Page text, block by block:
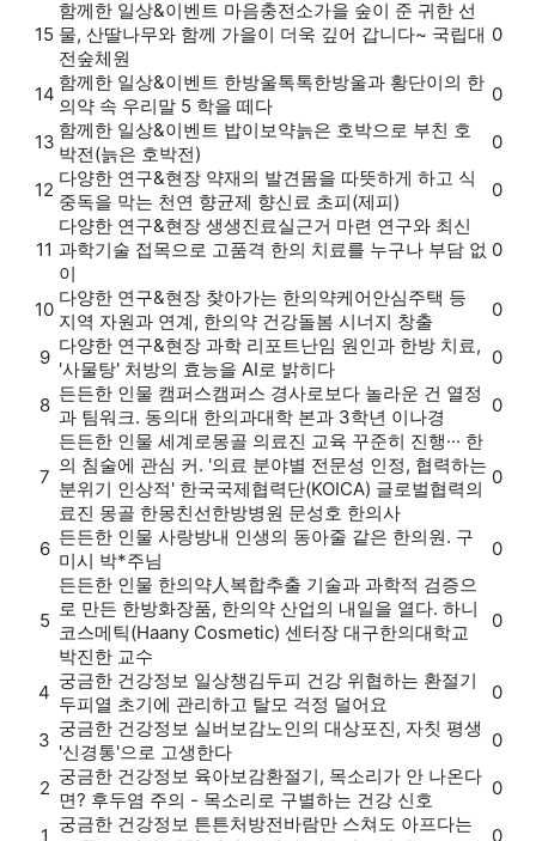
15
함께한 일상&이벤트 마음충전소가을 숲이 준 귀한 선
물, 산딸나무와 함께 가을이 더욱 깊어 갑니다~ 국립대
전숲체원
0
14
함께한 일상&이벤트 한방울톡톡한방울과 황단이의 한
의약 속 우리말 5 학을 떼다
0
13
함께한 일상&이벤트 밥이보약늙은 호박으로 부친 호
박전(늙은 호박전)
0
12
다양한 연구&현장 약재의 발견몸을 따뜻하게 하고 식
중독을 막는 천연 향균제 향신료 초피(제피)
0
11
다양한 연구&현장 생생진료실근거 마련 연구와 최신
과학기술 접목으로 고품격 한의 치료를 누구나 부담 없
이
0
10
다양한 연구&현장 찾아가는 한의약케어안심주택 등
지역 자원과 연계, 한의약 건강돌봄 시너지 창출
0
9
다양한 연구&현장 과학 리포트난임 원인과 한방 치료,
'사물탕' 처방의 효능을 AI로 밝히다
0
8
든든한 인물 캠퍼스캠퍼스 경사로보다 놀라운 건 열정
과 팀워크. 동의대 한의과대학 본과 3학년 이나경
0
7
든든한 인물 세계로몽골 의료진 교육 꾸준히 진행··· 한
의 침술에 관심 커. '의료 분야별 전문성 인정, 협력하는
분위기 인상적' 한국국제협력단(KOICA) 글로벌협력의
료진 몽골 한몽친선한방병원 문성호 한의사
0
6
든든한 인물 사랑방내 인생의 동아줄 같은 한의원. 구
미시 박*주님
0
5
든든한 인물 한의약人복합추출 기술과 과학적 검증으
로 만든 한방화장품, 한의약 산업의 내일을 열다. 하니
코스메틱(Haany Cosmetic) 센터장 대구한의대학교
박진한 교수
0
4
궁금한 건강정보 일상챙김두피 건강 위협하는 환절기
두피열 초기에 관리하고 탈모 걱정 덜어요
0
3
궁금한 건강정보 실버보감노인의 대상포진, 자칫 평생
'신경통'으로 고생한다
0
2
궁금한 건강정보 육아보감환절기, 목소리가 안 나온다
면? 후두염 주의 - 목소리로 구별하는 건강 신호
0
1
궁금한 건강정보 튼튼처방전바람만 스쳐도 아프다는
0